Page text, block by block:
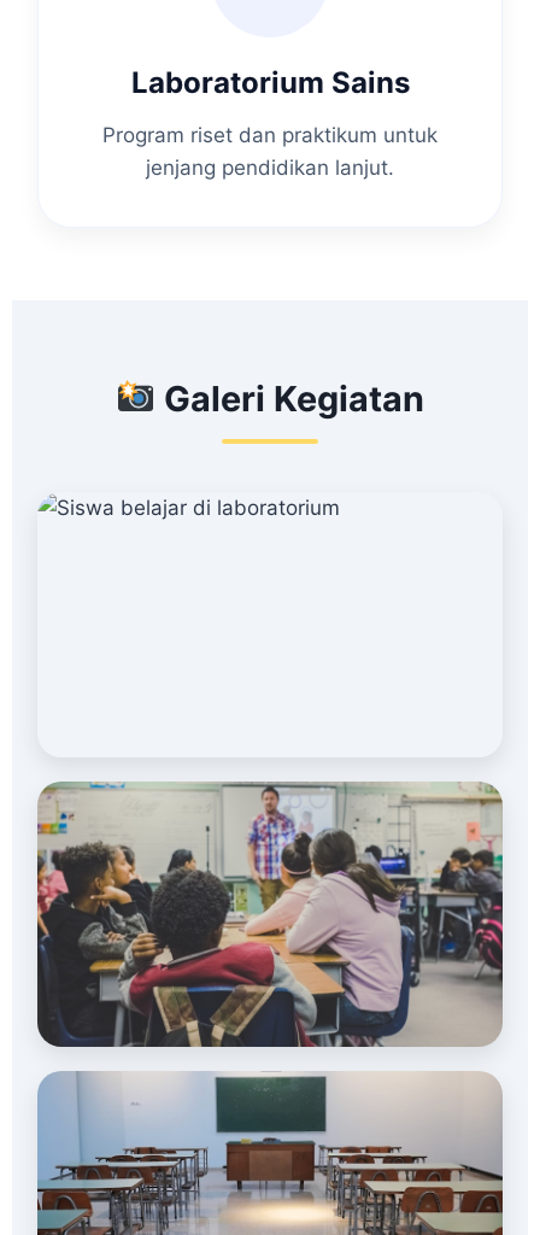
Laboratorium Sains
Program riset dan praktikum untuk
jenjang pendidikan lanjut.
Galeri Kegiatan